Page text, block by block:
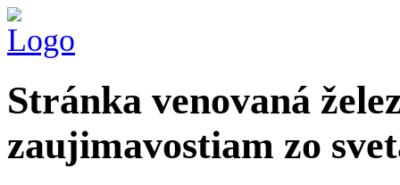
Stránka venovaná
zaujimavostiam zo